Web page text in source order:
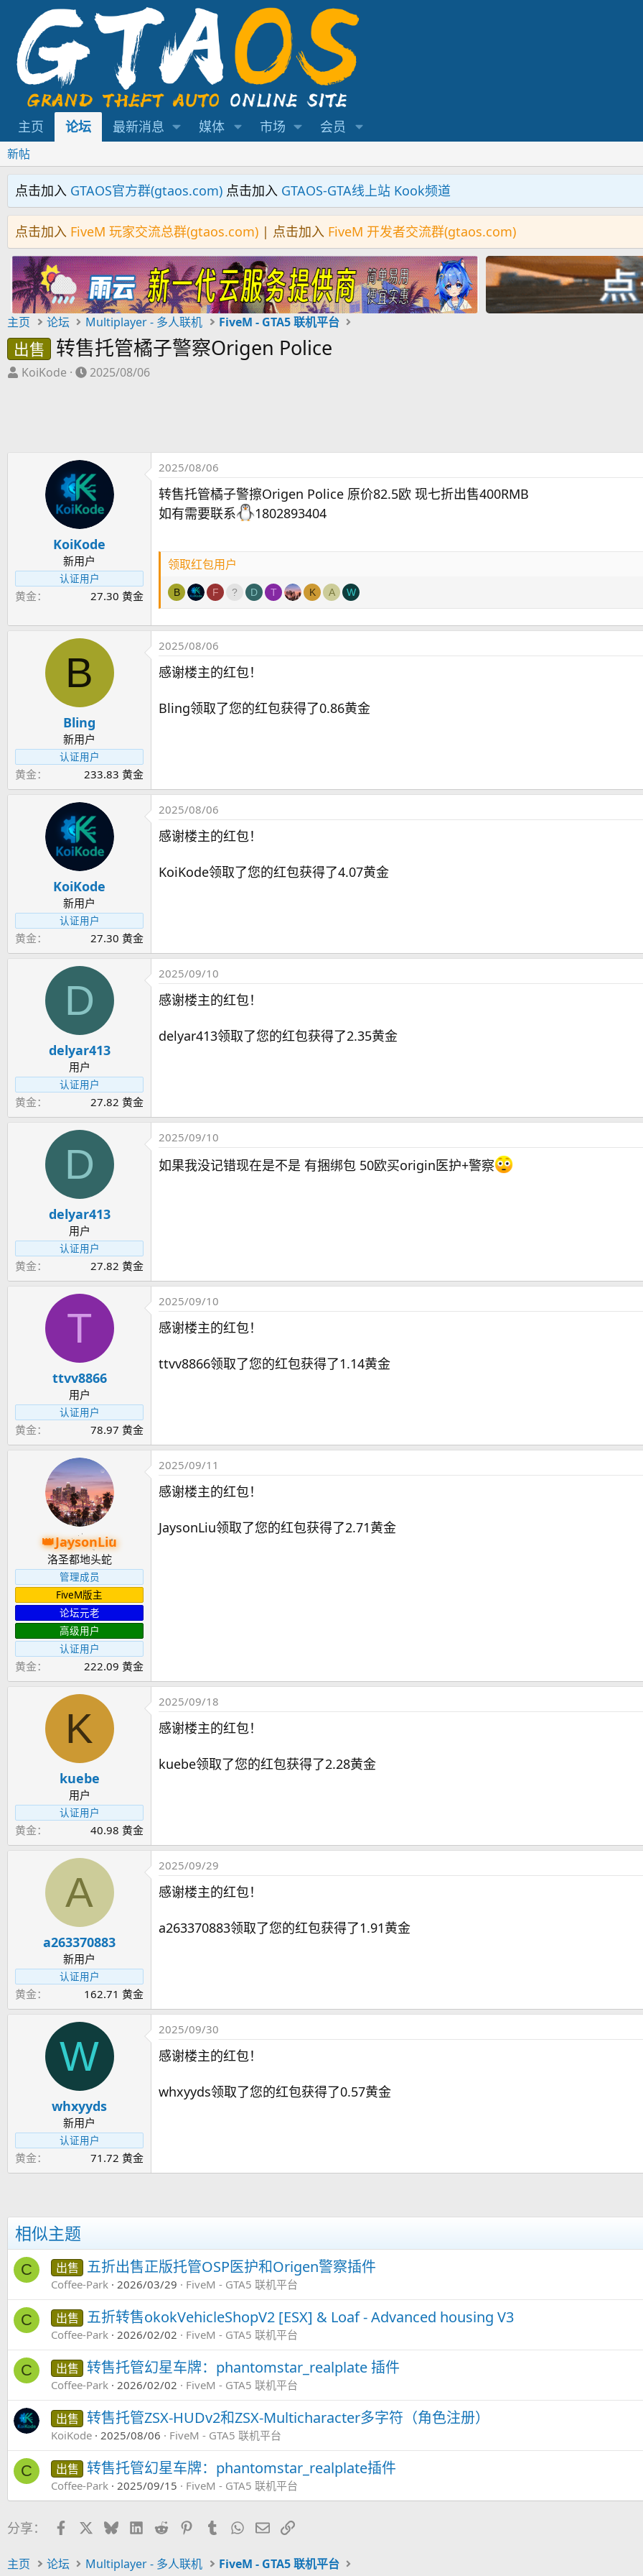
主页 论坛 最新消息 媒体 市场 会员
新帖
点击加入 GTAOS官方群(gtaos.com) 点击加入 GTAOS-GTA线上站 Kook频道
点击加入 FiveM 玩家交流总群(gtaos.com) | 点击加入 FiveM 开发者交流群(gtaos.com)
主页 论坛 Multiplayer - 多人联机 FiveM - GTA5 联机平台
出售 转售托管橘子警察Origen Police
主
KoiKode
开
2025/08/06
KoiKode
新用户
认证用户
黄金 27.30 黄金
2025/08/06
转售托管橘子警擦Origen Police 原价82.5欧 现七折出售400RMB
如有需要联系
1802893404
领取红包用户
B F D T K A W
B
Bling
新用户
认证用户
黄金 233.83 黄金
2025/08/06
感谢楼主的红包！
Bling领取了您的红包获得了0.86黄金
KoiKode
新用户
认证用户
黄金 27.30 黄金
2025/08/06
感谢楼主的红包！
KoiKode领取了您的红包获得了4.07黄金
D
delyar413
用户
认证用户
黄金 27.82 黄金
2025/09/10
感谢楼主的红包！
delyar413领取了您的红包获得了2.35黄金
D
delyar413
用户
认证用户
黄金 27.82 黄金
2025/09/10
如果我没记错现在是不是 有捆绑包 50欧买origin医护+警察
T
ttvv8866
用户
认证用户
黄金 78.97 黄金
2025/09/10
感谢楼主的红包！
ttvv8866领取了您的红包获得了1.14黄金
JaysonLiu
洛圣都地头蛇
管理成员
FiveM版主
论坛元老
高级用户
认证用户
黄金 222.09 黄金
2025/09/11
感谢楼主的红包！
JaysonLiu领取了您的红包获得了2.71黄金
K
kuebe
用户
认证用户
黄金 40.98 黄金
2025/09/18
感谢楼主的红包！
kuebe领取了您的红包获得了2.28黄金
A
a263370883
新用户
认证用户
黄金 162.71 黄金
2025/09/29
感谢楼主的红包！
a263370883领取了您的红包获得了1.91黄金
W
whxyyds
新用户
认证用户
黄金 71.72 黄金
2025/09/30
感谢楼主的红包！
whxyyds领取了您的红包获得了0.57黄金
相似主题
C 出售 五折出售正版托管OSP医护和Origen警察插件
Coffee-Park 2026/03/29 FiveM - GTA5 联机平台
C 出售 五折转售okokVehicleShopV2 [ESX] & Loaf - Advanced housing V3
Coffee-Park 2026/02/02 FiveM - GTA5 联机平台
C 出售 转售托管幻星车牌：phantomstar_realplate 插件
Coffee-Park 2026/02/02 FiveM - GTA5 联机平台
出售 转售托管ZSX-HUDv2和ZSX-Multicharacter多字符（角色注册）
KoiKode 2025/08/06 FiveM - GTA5 联机平台
C 出售 转售托管幻星车牌：phantomstar_realplate插件
Coffee-Park 2025/09/15 FiveM - GTA5 联机平台
分享： FacebookBlueskyLinkedIn
RedditPinterestTumblrWhatsApp
邮件链接
主页 论坛 Multiplayer - 多人联机 FiveM - GTA5 联机平台